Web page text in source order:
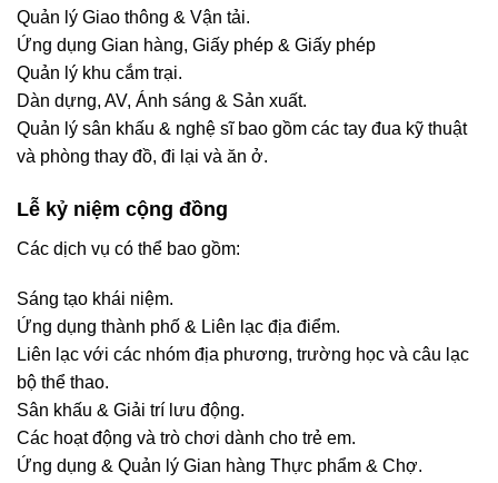
Quản lý Giao thông & Vận tải.
Ứng dụng Gian hàng, Giấy phép & Giấy phép
Quản lý khu cắm trại.
Dàn dựng, AV, Ánh sáng & Sản xuất.
Quản lý sân khấu & nghệ sĩ bao gồm các tay đua kỹ thuật
và phòng thay đồ, đi lại và ăn ở.
Lễ kỷ niệm cộng đồng
Các dịch vụ có thể bao gồm:
Sáng tạo khái niệm.
Ứng dụng thành phố & Liên lạc địa điểm.
Liên lạc với các nhóm địa phương, trường học và câu lạc
bộ thể thao.
Sân khấu & Giải trí lưu động.
Các hoạt động và trò chơi dành cho trẻ em.
Ứng dụng & Quản lý Gian hàng Thực phẩm & Chợ.